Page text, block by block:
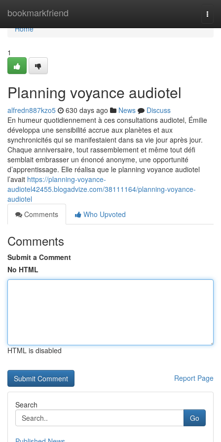
bookmarkfriend
Home
Home
1
Planning voyance audiotel
alfredn887kzo5 630 days ago News
Discuss
En humeur quotidiennement à ces consultations audiotel, Émilie
développa une sensibilité accrue aux planètes et aux
synchronicités qui se manifestaient dans sa vie jour après jour.
Chaque anniversaire, tout rassemblement et même tout défi
semblait embrasser un énoncé anonyme, une opportunité
d’apprentissage. Elle réalisa que le planning voyance audiotel
l’avait https://planning-voyance-
audiotel42455.blogadvize.com/38111164/planning-voyance-
audiotel
Comments
Who Upvoted
Comments
Submit a Comment
No HTML
HTML is disabled
Report Page
Search
Go